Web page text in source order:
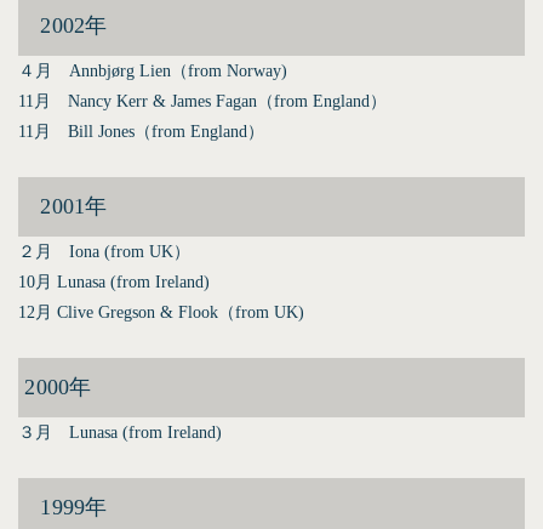
2002年
４月 Annbjørg Lien（from Norway)
11月 Nancy Kerr & James Fagan（from England）
11月 Bill Jones（from England）
2001年
２月 Iona (from UK）
10月 Lunasa (from Ireland)
12月 Clive Gregson & Flook（from UK)
2000年
３月 Lunasa (from Ireland)
1999年